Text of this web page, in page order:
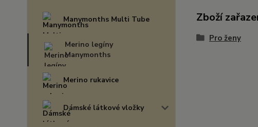
Manymonths Multi Tube
Merino legíny
Manymonths
Merino rukavice
Dámské látkové vložky
Zboží
Pro ženy